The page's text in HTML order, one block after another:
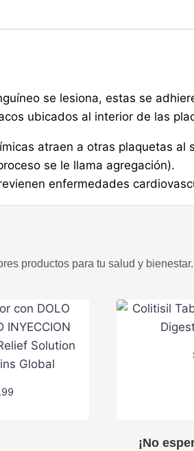
se lesiona, estas se
ubicados al interior de las
atraen a otras plaquetas
se le llama agregación).
enfermedades
productos para tu salud y
¡No